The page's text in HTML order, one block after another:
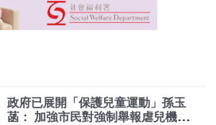
政府已展開「保護兒童運動」孫玉
菡： 加強市民對強制舉報虐兒機制